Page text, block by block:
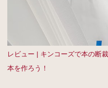
レビュー | キンコーズで本の断
本を作ろう！